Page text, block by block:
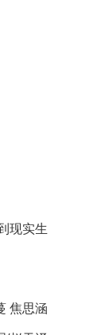
现实生
焦思涵